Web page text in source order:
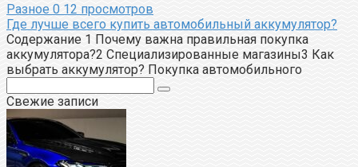
Разное 0 12 просмотров
Где лучше всего купить автомобильный аккумулятор?
Содержание 1 Почему важна правильная покупка
аккумулятора?2 Специализированные магазины3 Как
выбрать аккумулятор? Покупка автомобильного
Свежие записи